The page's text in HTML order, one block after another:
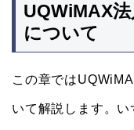
UQWiMAX
について
この章では
いて解説します。い